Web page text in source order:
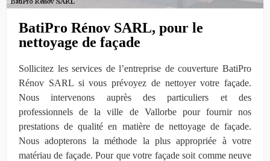
BatiPro Rénov SARL, pour le
nettoyage de façade
Sollicitez les services de l’entreprise de couverture BatiPro
Rénov SARL si vous prévoyez de nettoyer votre façade.
Nous intervenons auprès des particuliers et des
professionnels de la ville de Vallorbe pour fournir nos
prestations de qualité en matière de nettoyage de façade.
Nous adopterons la méthode la plus appropriée à votre
matériau de façade. Pour que votre façade soit comme neuve